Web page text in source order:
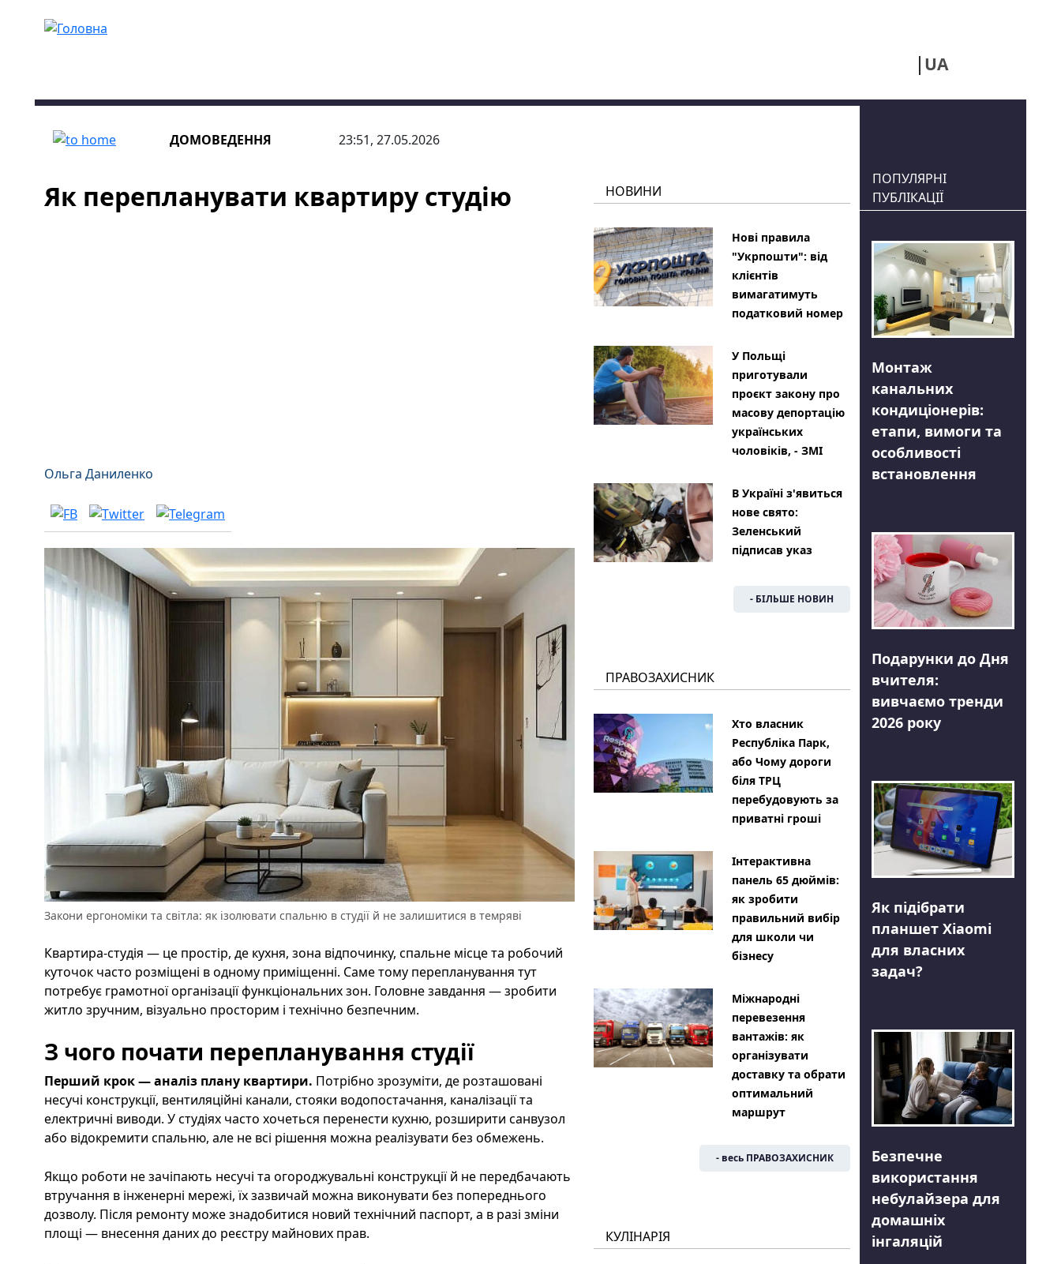
UA
ДОМОВЕДЕННЯ 23:51, 27.05.2026
Як перепланувати квартиру студію
Ольга Даниленко
Закони ергономіки та світла: як ізолювати спальню в студії й не залишитися в темряві
Квартира-студія — це простір, де кухня, зона відпочинку, спальне місце та робочий
куточок часто розміщені в одному приміщенні. Саме тому перепланування тут
потребує грамотної організації функціональних зон. Головне завдання — зробити
житло зручним, візуально просторим і технічно безпечним.
З чого почати перепланування студії
Перший крок — аналіз плану квартири. Потрібно зрозуміти, де розташовані
несучі конструкції, вентиляційні канали, стояки водопостачання, каналізації та
електричні виводи. У студіях часто хочеться перенести кухню, розширити санвузол
або відокремити спальню, але не всі рішення можна реалізувати без обмежень.
Якщо роботи не зачіпають несучі та огороджувальні конструкції й не передбачають
втручання в інженерні мережі, їх зазвичай можна виконувати без попереднього
дозволу. Після ремонту може знадобитися новий технічний паспорт, а в разі зміни
площі — внесення даних до реєстру майнових прав.
НОВИНИ
Нові правила
"Укрпошти": від
клієнтів
вимагатимуть
податковий номер
У Польщі
приготували
проєкт закону про
масову депортацію
українських
чоловіків, - ЗМІ
В Україні з'явиться
нове свято:
Зеленський
підписав указ
- БІЛЬШЕ НОВИН
ПРАВОЗАХИСНИК
Хто власник
Республіка Парк,
або Чому дороги
біля ТРЦ
перебудовують за
приватні гроші
Інтерактивна
панель 65 дюймів:
як зробити
правильний вибір
для школи чи
бізнесу
Міжнародні
перевезення
вантажів: як
організувати
доставку та обрати
оптимальний
маршрут
- весь ПРАВОЗАХИСНИК
КУЛІНАРІЯ
ПОПУЛЯРНІ
ПУБЛІКАЦІЇ
Монтаж
канальних
кондиціонерів:
етапи, вимоги та
особливості
встановлення
Подарунки до Дня
вчителя:
вивчаємо тренди
2026 року
Як підібрати
планшет Xiaomi
для власних
задач?
Безпечне
використання
небулайзера для
домашніх
інгаляцій